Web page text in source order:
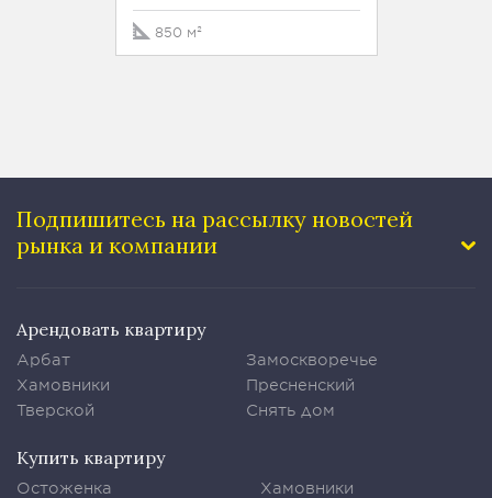
850 м²
Подпишитесь на рассылку новостей
рынка и компании
Арендовать квартиру
Арбат
Хамовники
Тверской
Замоскворечье
Пресненский
Снять дом
Купить квартиру
Остоженка
Хамовники